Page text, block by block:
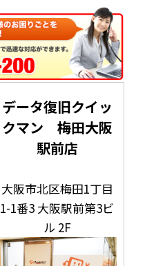
データ復旧クイッ
クマン 梅田大阪
駅前店
大阪市北区梅田1丁目
1-1番3 大阪駅前第3ビ
ル 2F